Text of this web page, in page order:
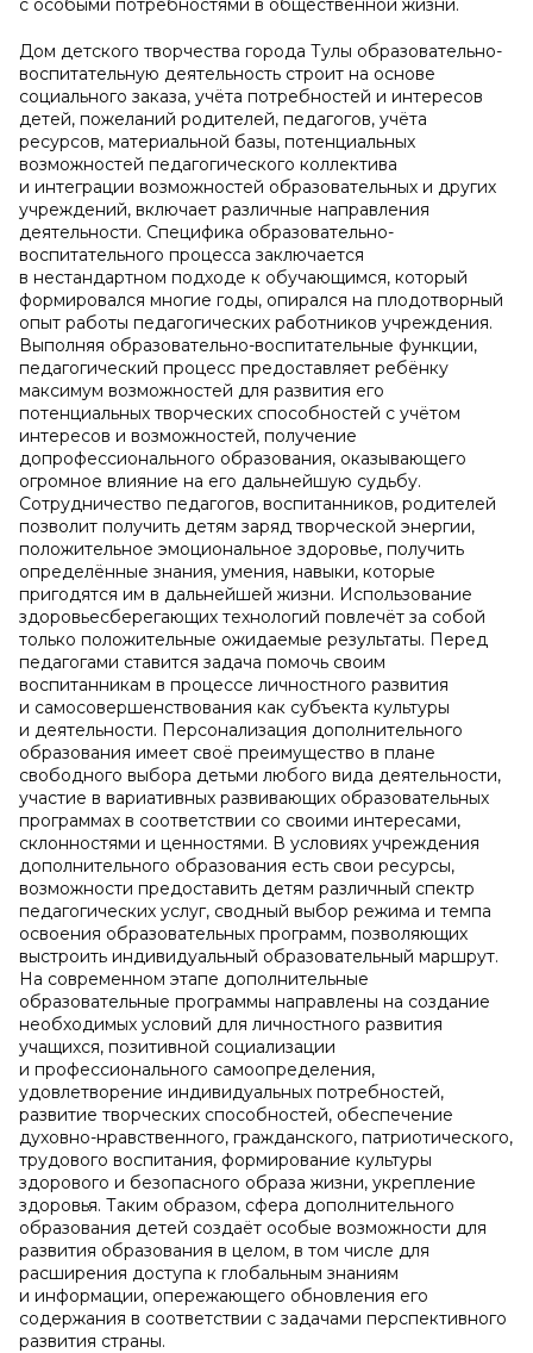
с особыми потребностями в общественной жизни.
Дом детского творчества города Тулы образовательно-
воспитательную деятельность строит на основе
социального заказа, учёта потребностей и интересов
детей, пожеланий родителей, педагогов, учёта
ресурсов, материальной базы, потенциальных
возможностей педагогического коллектива
и интеграции возможностей образовательных и других
учреждений, включает различные направления
деятельности. Специфика образовательно-
воспитательного процесса заключается
в нестандартном подходе к обучающимся, который
формировался многие годы, опирался на плодотворный
опыт работы педагогических работников учреждения.
Выполняя образовательно-воспитательные функции,
педагогический процесс предоставляет ребёнку
максимум возможностей для развития его
потенциальных творческих способностей с учётом
интересов и возможностей, получение
допрофессионального образования, оказывающего
огромное влияние на его дальнейшую судьбу.
Сотрудничество педагогов, воспитанников, родителей
позволит получить детям заряд творческой энергии,
положительное эмоциональное здоровье, получить
определённые знания, умения, навыки, которые
пригодятся им в дальнейшей жизни. Использование
здоровьесберегающих технологий повлечёт за собой
только положительные ожидаемые результаты. Перед
педагогами ставится задача помочь своим
воспитанникам в процессе личностного развития
и самосовершенствования как субъекта культуры
и деятельности. Персонализация дополнительного
образования имеет своё преимущество в плане
свободного выбора детьми любого вида деятельности,
участие в вариативных развивающих образовательных
программах в соответствии со своими интересами,
склонностями и ценностями. В условиях учреждения
дополнительного образования есть свои ресурсы,
возможности предоставить детям различный спектр
педагогических услуг, сводный выбор режима и темпа
освоения образовательных программ, позволяющих
выстроить индивидуальный образовательный маршрут.
На современном этапе дополнительные
образовательные программы направлены на создание
необходимых условий для личностного развития
учащихся, позитивной социализации
и профессионального самоопределения,
удовлетворение индивидуальных потребностей,
развитие творческих способностей, обеспечение
духовно-нравственного, гражданского, патриотического,
трудового воспитания, формирование культуры
здорового и безопасного образа жизни, укрепление
здоровья. Таким образом, сфера дополнительного
образования детей создаёт особые возможности для
развития образования в целом, в том числе для
расширения доступа к глобальным знаниям
и информации, опережающего обновления его
содержания в соответствии с задачами перспективного
развития страны.